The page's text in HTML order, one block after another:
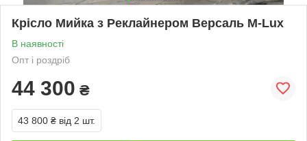
Крісло Мийка з Реклайнером Версаль M-Lux
В наявності
Опт і роздріб
44 300 ₴
43 800 ₴ від 2 шт.